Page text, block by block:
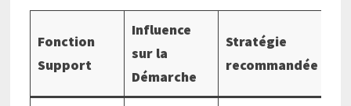
Fonction
Support
Influence
sur la
Démarche
Stratégie
recommandée